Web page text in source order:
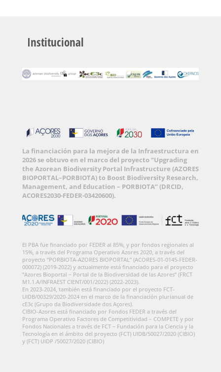
Institucional
La financiación para la mejora de la Infraestructura en
2026 se obtuvo en el marco del proyecto “Upgrading
the Azorean Biodiversity Portal Infrastructure (AZORES
BIOPORTAL–PORBIOTA) to Boost Biodiversity Research,
Management, and Education – PORBIOTA” (DRCID,
ACORES2030-FEDER-03420600).
El PBA fue financiado por FEDER al 85%, y por fondos regionales al
15%, a través del Programa Operativo Azores 2020, a través del
proyecto “PORBIOTA-AZORES BIOPORTAL” (ACORES-01-0145-FEDER-
000072) (2019-2022) y actualmente está financiado para el proyecto
“Azores Bioportal – Portal de la Biodiversidad de las Azores” (FRCT
M1.1.A/INFRAEST CIENT/001/2022) (2022-2023).
En 2023-2024, también está financiado por el proyecto FCT-
UIDB/00329/2020-2024 en el marco de la financiación plurianual de
cE3c (Grupo da Biodiversidade dos Açores).
CIBIO-Azores está financiado por Fondos FEDER a través del
Programa Operativo Factores de Competitividad – COMPETE y por
Fondos Nacionales a través de FCT – Fundación para la Ciencia y la
Tecnología en el ámbito del proyecto (FCT) UIDB/50027/2020 (CIBIO)
y (FCT) UIDP /50027/2020 (CIBIO)